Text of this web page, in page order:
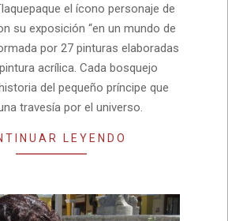
el ícono personaje de
su exposición “en un mundo de
por 27 pinturas elaboradas
acrílica. Cada bosquejo
del pequeño príncipe que
travesía por el universo.
LEYENDO